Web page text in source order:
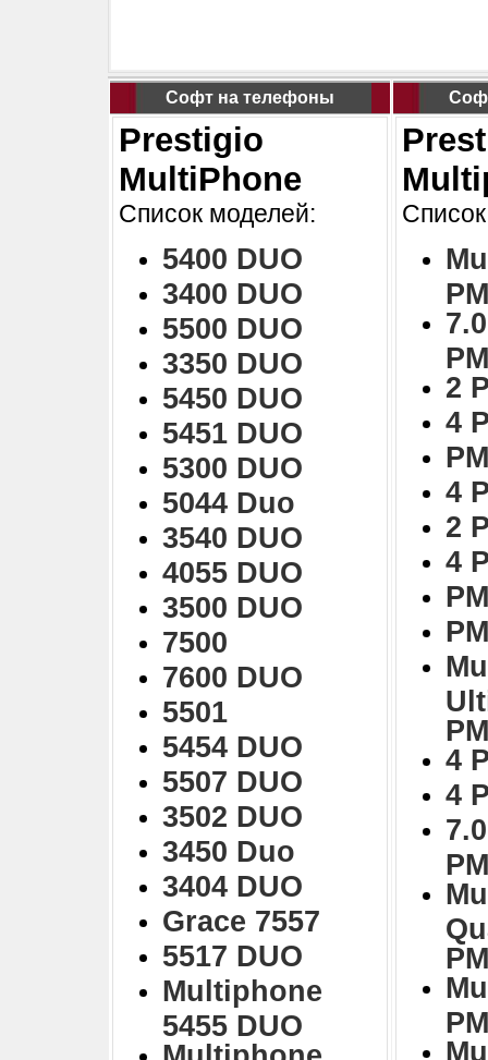
Софт на телефоны
Prestigio
MultiPhone
Список моделей:
5400 DUO
3400 DUO
5500 DUO
3350 DUO
5450 DUO
5451 DUO
5300 DUO
5044 Duo
3540 DUO
4055 DUO
3500 DUO
7500
7600 DUO
5501
5454 DUO
5507 DUO
3502 DUO
3450 Duo
3404 DUO
Grace 7557
5517 DUO
Multiphone
5455 DUO
2
4
4
2
4
4
4